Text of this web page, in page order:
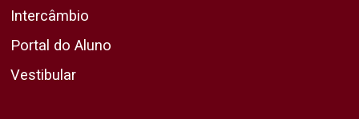
Intercâmbio
Portal do Aluno
Vestibular